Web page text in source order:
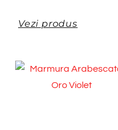
Vezi produs